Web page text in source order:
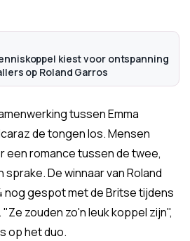
kiest voor ontspanning
op Roland Garros
tussen Emma
de tongen los. Mensen
een romance tussen de twee,
sprake. De winnaar van Roland
nog gespot met de Britse tijdens
"Ze zouden zo'n leuk koppel zijn",
op het duo.